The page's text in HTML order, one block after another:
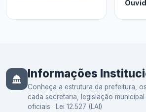
Informações
Conheça a estrutura da prefeitura,
cada secretaria, legislação
oficiais · Lei 12.527 (LAI)